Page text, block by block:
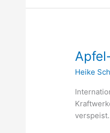
Heike
Apfel-
Kraftwerk
–
GELEBTE